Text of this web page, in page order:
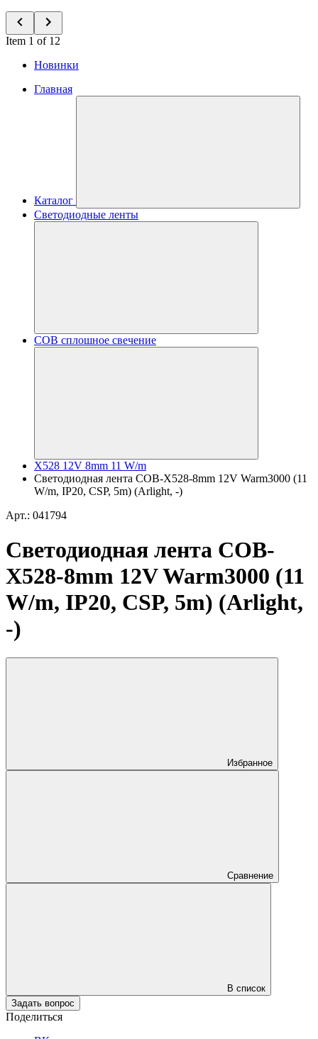
Item 1 of 12
Новинки
Главная
Каталог
Светодиодные ленты
COB сплошное свечение
X528 12V 8mm 11 W/m
Светодиодная лента COB-X528-8mm 12V Warm3000 (11
W/m, IP20, CSP, 5m) (Arlight, -)
Арт.: 041794
Светодиодная лента COB-
X528-8mm 12V Warm3000 (11
W/m, IP20, CSP, 5m) (Arlight,
-)
Избранное
Сравнение
В список
Задать вопрос
Поделиться